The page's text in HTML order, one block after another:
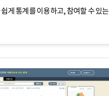
게 통계를 이용하고, 참여할 수 있는